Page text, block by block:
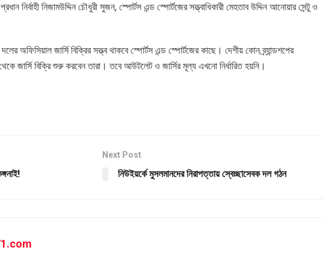
নির্বাহী নিজামউদ্দিন চৌধুরী সুজন, স্পোর্টস এন্ড স্পোর্টজের সত্ত্বাধিকারী মেহতাব উদ্দিন আনোয়ার সেন্টু ও
অফিসিয়াল জার্সি বিক্রির সত্ত্ব থাকবে স্পোর্টস এন্ড স্পোর্টজের কাছে। দেশীয় কোন ব্র্যান্ডশপের
জার্সি বিক্রি শুরু করবেন তারা। তবে আউটলেট ও জার্সির মূল্য এখনো নির্ধারিত হয়নি।
Next Post
নিউইয়র্কে মুসলমানদের নিরাপত্তায় স্বেচ্ছাসেবক দল গঠন